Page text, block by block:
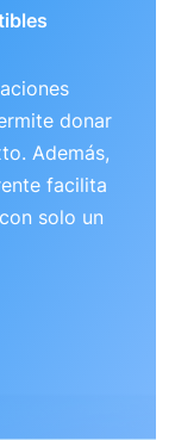
donar
Además,
facilita
solo un